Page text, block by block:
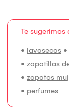
Te
• lavasecas •
• zapatillas
• zapatos
• perfumes